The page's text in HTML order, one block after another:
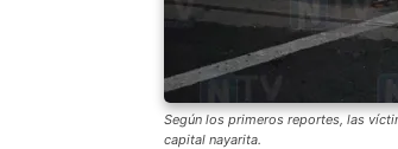
Según los primeros reportes, las
capital nayarita.